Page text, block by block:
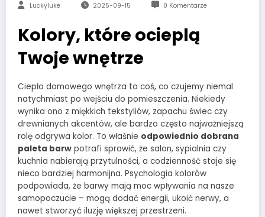
Luckyluke 2025-09-15 0 Komentarze
Kolory, które ocieplą
Twoje wnętrze
Ciepło domowego wnętrza to coś, co czujemy niemal
natychmiast po wejściu do pomieszczenia. Niekiedy
wynika ono z miękkich tekstyliów, zapachu świec czy
drewnianych akcentów, ale bardzo często najważniejszą
rolę odgrywa kolor. To właśnie odpowiednio dobrana
paleta barw potrafi sprawić, że salon, sypialnia czy
kuchnia nabierają przytulności, a codzienność staje się
nieco bardziej harmonijna. Psychologia kolorów
podpowiada, że barwy mają moc wpływania na nasze
samopoczucie – mogą dodać energii, ukoić nerwy, a
nawet stworzyć iluzję większej przestrzeni.